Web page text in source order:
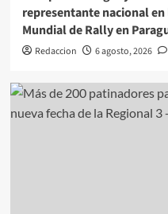
representante nacional
Mundial de Rally en
Redaccion 6 agosto, 2026